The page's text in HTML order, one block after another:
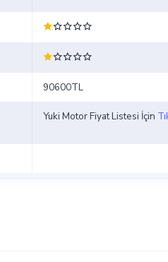
90600TL
Yuki Motor Fiyat Listesi İçin